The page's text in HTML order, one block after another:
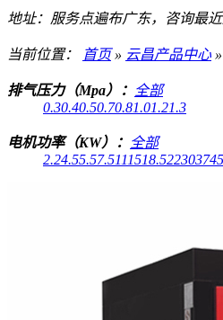
地址： 服务点遍布广东，咨询最
当前位置： 首页» 云昌产品中心 »
排气压力（Mpa）： 全部
0.30.40.50.70.81.01.21.3
电机功率（KW）： 全部
2.24.55.57.5111518.522303745